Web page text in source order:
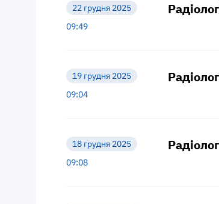
22 грудня 2025
09:49
19 грудня 2025
09:04
18 грудня 2025
09:08